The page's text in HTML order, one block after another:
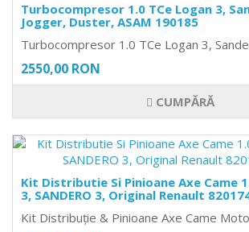
Turbocompresor 1.0 TCe Logan 3,
Jogger, Duster, ASAM 190185
Turbocompresor 1.0 TCe Logan 3,
2550,00 RON
CUMPĂRĂ
Kit Distributie Si Pinioane Axe Came
3, SANDERO 3, Original Renault
Kit Distribuție & Pinioane Axe Came